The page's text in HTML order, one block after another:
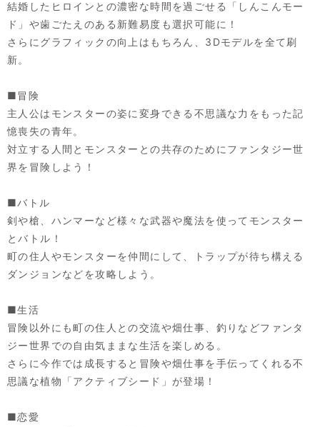
結婚したヒロインとの濃密な時間を過ごせる「しんこんモー
ド」や歯ごたえのある新難易度も選択可能に！
さらにグラフィックの向上はもちろん、3Dモデルを全て刷
新。
■冒険
主人公はモンスターの姿に変身できる不思議な力をもった記
憶喪失の青年。
対立する人間とモンスターとの共存のためにファンタジー世
界を冒険しよう！
■バトル
剣や槍、ハンマーなど様々な武器や魔法を使ってモンスター
とバトル！
町の住人やモンスターを仲間にして、トラップが待ち構える
ダンジョンなどを攻略しよう。
■生活
冒険以外にも町の住人との交流や畑仕事、釣りなどファンタ
ジー世界での自由気ままな生活を楽しめる。
さらに今作では成長すると冒険や畑仕事を手伝ってくれる不
思議な植物「アクティブシード」が登場！
■恋愛